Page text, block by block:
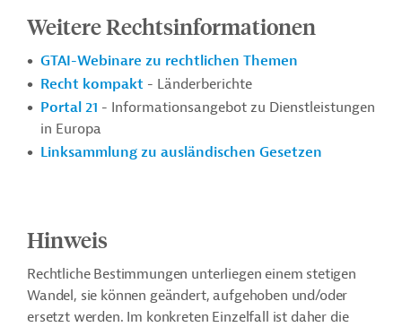
Weitere Rechtsinformationen
GTAI-Webinare zu rechtlichen Themen
Recht kompakt - Länderberichte
Portal 21 - Informationsangebot zu Dienstleistungen
in Europa
Linksammlung zu ausländischen Gesetzen
Hinweis
Rechtliche Bestimmungen unterliegen einem stetigen
Wandel, sie können geändert, aufgehoben und/oder
ersetzt werden. Im konkreten Einzelfall ist daher die